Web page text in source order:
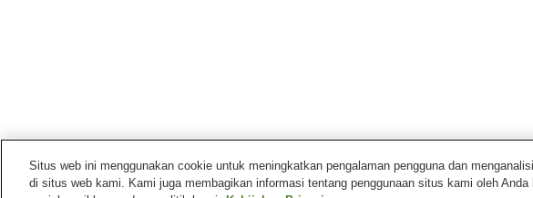
Situs web ini menggunakan cookie untuk meningkatkan pengalaman pengguna dan
di situs web kami. Kami juga membagikan informasi tentang penggunaan situs kami oleh Anda